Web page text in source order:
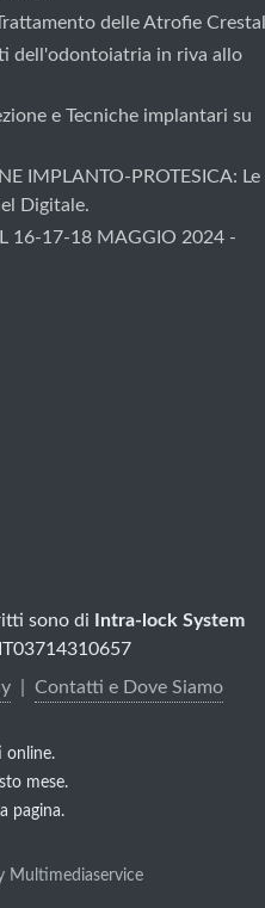
di servizi di
migliore
utilizziamo
sulla
delle Atrofie
dell'odontoiatria in riva allo
e Tecniche implantari su
IMPLANTO-PROTESICA: Le
Digitale.
16-17-18 MAGGIO 2024 -
sono di
Intra-lock System
IT03714310657
Contatti e Dove Siamo
mese.
pagina.
Multimediaservice